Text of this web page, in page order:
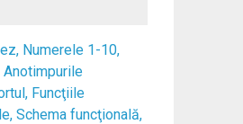
Numerele 1-10,
Funcţiile
Schema funcţională,